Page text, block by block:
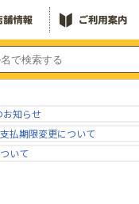
知らせ
払期限変更について
いて